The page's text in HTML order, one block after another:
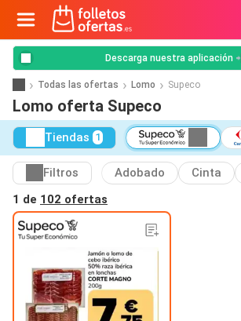
Descarga nuestra aplicación
Todas las ofertas Lomo Supeco
Lomo oferta Supeco
Tiendas 1
Filtros Adobado Cinta
1 de 102 ofertas